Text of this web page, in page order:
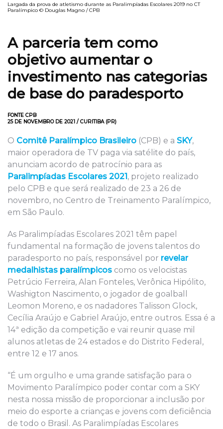
Largada da prova de atletismo durante as Paralimpíadas Escolares 2019 no CT
Paralímpico © Douglas Magno / CPB
A parceria tem como
objetivo aumentar o
investimento nas categorias
de base do paradesporto
FONTE CPB
25 DE NOVEMBRO DE 2021 / CURITIBA (PR)
O Comitê Paralímpico Brasileiro (CPB) e a SKY,
maior operadora de TV paga via satélite do país,
anunciam acordo de patrocínio para as
Paralimpíadas Escolares 2021, projeto realizado
pelo CPB e que será realizado de 23 a 26 de
novembro, no Centro de Treinamento Paralímpico,
em São Paulo.
As Paralimpíadas Escolares 2021 têm papel
fundamental na formação de jovens talentos do
paradesporto no país, responsável por revelar
medalhistas paralímpicos como os velocistas
Petrúcio Ferreira, Alan Fonteles, Verônica Hipólito,
Washigton Nascimento, o jogador de goalball
Leomon Moreno, e os nadadores Talisson Glock,
Cecília Araújo e Gabriel Araújo, entre outros. Essa é a
14ª edição da competição e vai reunir quase mil
alunos atletas de 24 estados e do Distrito Federal,
entre 12 e 17 anos.
“É um orgulho e uma grande satisfação para o
Movimento Paralímpico poder contar com a SKY
nesta nossa missão de proporcionar a inclusão por
meio do esporte a crianças e jovens com deficiência
de todo o Brasil. As Paralimpíadas Escolares